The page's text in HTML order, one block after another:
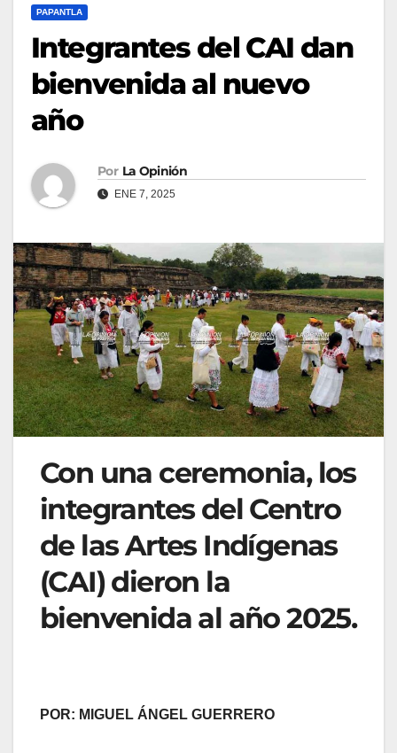
PAPANTLA
Integrantes del CAI dan
bienvenida al nuevo
año
Por La Opinión
ENE 7, 2025
Con una ceremonia, los
integrantes del Centro
de las Artes Indígenas
(CAI) dieron la
bienvenida al año 2025.
POR: MIGUEL ÁNGEL GUERRERO